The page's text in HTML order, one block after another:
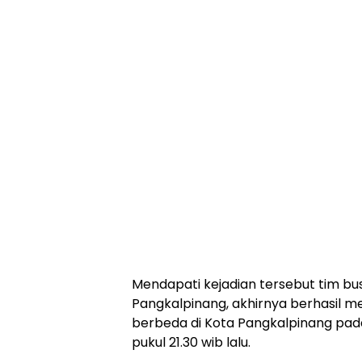
Mendapati kejadian tersebut tim
Pangkalpinang, akhirnya berhasil
berbeda di Kota Pangkalpinang
pukul 21.30 wib lalu.